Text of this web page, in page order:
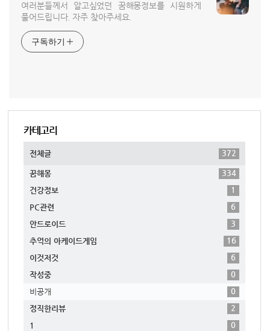
여러분들께서 알고싶었던 꿈해몽정보를 시원하게
풀어드립니다. 자주 찾아주세요.
구독하기
카테고리
전체글 372
꿈해몽
334
건강정보
1
PC관련
6
안드로이드
3
추억의 아케이드게임
16
이것저것
6
작성중
0
비공개
0
정직한리뷰
2
1
0